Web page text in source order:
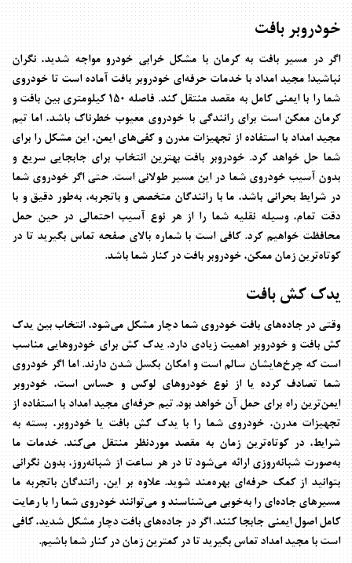
خودروبر بافت
اگر در مسیر بافت به کرمان با مشکل خرابی خودرو مواجه شدید، نگران
نباشید!مجید امدادبا خدمات حرفه‌ایخودروبر بافت آماده است تا خودروی
شما را با ایمنی کامل به مقصد منتقل کند. فاصله ۱۵۰ کیلومتری بین بافت و
کرمان ممکن است برای رانندگی با خودروی معیوب خطرناک باشد، اما تیم
مجید امداد با استفاده از تجهیزات مدرن و کفی‌های ایمن، این مشکل را برای
شما حل خواهد کرد.خودروبر بافتبهترین انتخاب برای جابجایی سریع و
بدون آسیب خودروی شما در این مسیر طولانی است. حتی اگر خودروی شما
در شرایط بحرانی باشد، ما با رانندگان متخصص و باتجربه، به‌طور دقیق و با
دقت تمام، وسیله نقلیه شما را از هر نوع آسیب احتمالی در حین حمل
محافظت خواهیم کرد. کافی است با شماره بالای صفحه تماس بگیرید تا در
کوتاه‌ترین زمان ممکن،خودروبر بافتدر کنار شما باشد.
یدک کش بافت
وقتی در جاده‌های بافت خودروی شما دچار مشکل می‌شود، انتخاب بینیدک
کش بافت و خودروبر اهمیت زیادی دارد. یدک کش برای خودروهایی مناسب
است که چرخ‌هایشان سالم است و امکان بکسل شدن دارند. اما اگر خودروی
شما تصادف کرده یا از نوع خودروهای لوکس و حساس است، خودروبر
ایمن‌ترین راه برای حمل آن خواهد بود. تیم حرفه‌ایمجید امداد با استفاده از
تجهیزات مدرن، خودروی شما را بایدک کش بافتیا خودروبر، بسته به
شرایط، در کوتاه‌ترین زمان به مقصد موردنظر منتقل می‌کند. خدمات ما
به‌صورت شبانه‌روزی ارائه می‌شود تا در هر ساعت از شبانه‌روز، بدون نگرانی
بتوانید از کمک حرفه‌ای بهره‌مند شوید. علاوه بر این، رانندگان باتجربه ما
مسیرهای جاده‌ای را به‌خوبی می‌شناسند و می‌توانند خودروی شما را با رعایت
کامل اصول ایمنی جابجا کنند. اگر در جاده‌های بافت دچار مشکل شدید، کافی
است با مجید امداد تماس بگیرید تا در کمترین زمان در کنار شما باشیم.